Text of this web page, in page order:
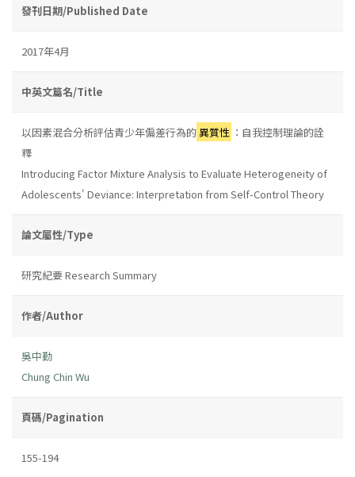
發刊日期/Published Date
2017年4月
中英文篇名/Title
以因素混合分析評估青少年偏差行為的異質性 ：自我控制理論的詮
釋
Introducing Factor Mixture Analysis to Evaluate Heterogeneity of
Adolescents' Deviance: Interpretation from Self-Control Theory
論文屬性/Type
研究紀要 Research Summary
作者/Author
吳中勤
Chung Chin Wu
頁碼/Pagination
155-194